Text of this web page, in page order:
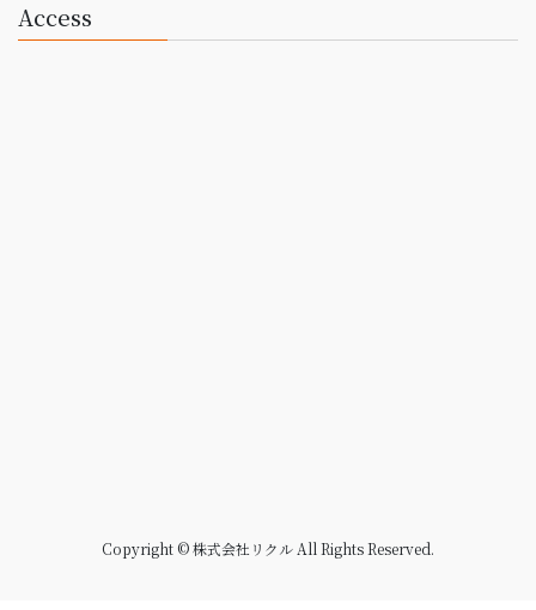
Access
Copyright © 株式会社リクル All Rights Reserved.